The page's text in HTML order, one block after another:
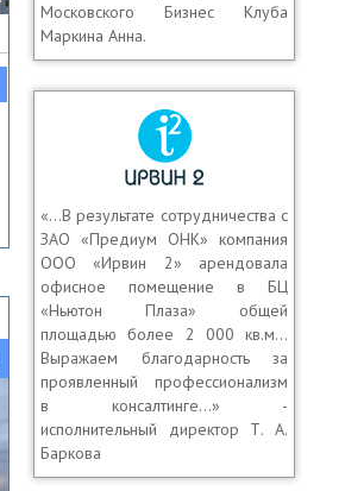
Московского Бизнес Клуба
Маркина Анна.
«…В результате сотрудничества с
ЗАО «Предиум ОНК» компания
ООО «Ирвин 2» арендовала
офисное помещение в БЦ
«Ньютон Плаза» общей
площадью более 2 000 кв.м…
Выражаем благодарность за
проявленный профессионализм
в консалтинге…» -
исполнительный директор Т. А.
Баркова